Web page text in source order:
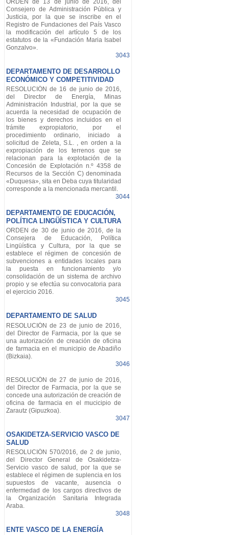
ORDEN de 13 de junio de 2016, del
Consejero de Administración Pública y
Justicia, por la que se inscribe en el
Registro de Fundaciones del País Vasco
la modificación del artículo 5 de los
estatutos de la «Fundación Maria Isabel
Gonzalvo».
3043
DEPARTAMENTO DE DESARROLLO
ECONÓMICO Y COMPETITIVIDAD
RESOLUCIÓN de 16 de junio de 2016,
del Director de Energía, Minas
Administración Industrial, por la que se
acuerda la necesidad de ocupación de
los bienes y derechos incluidos en el
trámite expropiatorio, por el
procedimiento ordinario, iniciado a
solicitud de Zeleta, S.L. , en orden a la
expropiación de los terrenos que se
relacionan para la explotación de la
Concesión de Explotación n.º 4358 de
Recursos de la Sección C) denominada
«Duquesa», sita en Deba cuya titularidad
corresponde a la mencionada mercantil.
3044
DEPARTAMENTO DE EDUCACIÓN,
POLÍTICA LINGÜÍSTICA Y CULTURA
ORDEN de 30 de junio de 2016, de la
Consejera de Educación, Política
Lingüística y Cultura, por la que se
establece el régimen de concesión de
subvenciones a entidades locales para
la puesta en funcionamiento y/o
consolidación de un sistema de archivo
propio y se efectúa su convocatoria para
el ejercicio 2016.
3045
DEPARTAMENTO DE SALUD
RESOLUCIÓN de 23 de junio de 2016,
del Director de Farmacia, por la que se
una autorización de creación de oficina
de farmacia en el municipio de Abadiño
(Bizkaia).
3046
RESOLUCIÓN de 27 de junio de 2016,
del Director de Farmacia, por la que se
concede una autorización de creación de
oficina de farmacia en el mucicipio de
Zarautz (Gipuzkoa).
3047
OSAKIDETZA-SERVICIO VASCO DE
SALUD
RESOLUCIÓN 570/2016, de 2 de junio,
del Director General de Osakidetza-
Servicio vasco de salud, por la que se
establece el régimen de suplencia en los
supuestos de vacante, ausencia o
enfermedad de los cargos directivos de
la Organización Sanitaria Integrada
Araba.
3048
ENTE VASCO DE LA ENERGÍA